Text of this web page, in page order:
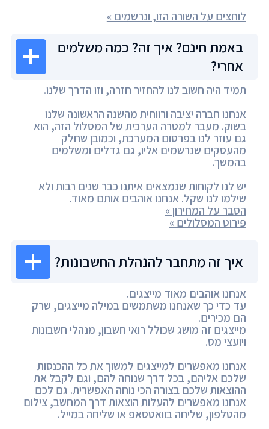
לוחצים על השורה הזו, ונרשמים »
באמת חינם? איך זה? כמה משלמים
אחרי?
תמיד היה חשוב לנו להחזיר חזרה, וזו הדרך שלנו.
אנחנו חברה יציבה ורווחית מהשנה הראשונה שלנו
בשוק. מעבר למטרה הערכית של המסלול הזה, הוא
גם עוזר לנו בפרסום המערכת, וכמובן שחלק
מהעסקים שנרשמים אליו, גם גדלים ומשלמים
בהמשך.
יש לנו לקוחות שנמצאים איתנו כבר שנים רבות ולא
שילמו לנו שקל. אנחנו אוהבים אותם מאוד.
הסבר על המחירון »
פירוט המסלולים »
איך זה מתחבר להנהלת החשבונות?
אנחנו אוהבים מאוד מייצגים.
עד כדי כך שאנחנו משתמשים במילה מייצגים, שרק
הם מכירים.
מייצגים זה מושג שכולל רואי חשבון, מנהלי חשבונות
ויועצי מס.
אנחנו מאפשרים למייצגים למשוך את כל ההכנסות
שלכם אליהם, בכל דרך שנוחה להם, וגם לקבל את
ההוצאות שלכם בצורה הכי נוחה האפשרית. גם לכם
אנחנו מאפשרים להעלות הוצאות דרך המחשב, צילום
מהטלפון, שליחה בוואטסאפ או שליחה במייל.